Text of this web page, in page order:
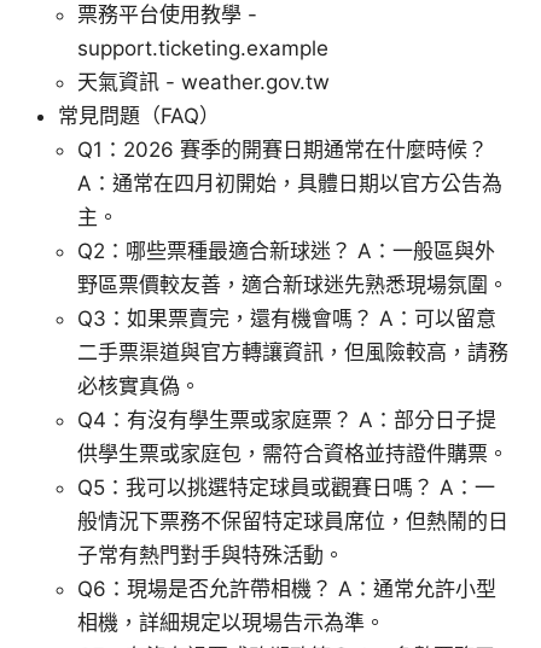
票務平台使用教學 -
support.ticketing.example
天氣資訊 - weather.gov.tw
常見問題（FAQ）
Q1：2026 賽季的開賽日期通常在什麼時候？
A：通常在四月初開始，具體日期以官方公告為
主。
Q2：哪些票種最適合新球迷？ A：一般區與外
野區票價較友善，適合新球迷先熟悉現場氛圍。
Q3：如果票賣完，還有機會嗎？ A：可以留意
二手票渠道與官方轉讓資訊，但風險較高，請務
必核實真偽。
Q4：有沒有學生票或家庭票？ A：部分日子提
供學生票或家庭包，需符合資格並持證件購票。
Q5：我可以挑選特定球員或觀賽日嗎？ A：一
般情況下票務不保留特定球員席位，但熱鬧的日
子常有熱門對手與特殊活動。
Q6：現場是否允許帶相機？ A：通常允許小型
相機，詳細規定以現場告示為準。